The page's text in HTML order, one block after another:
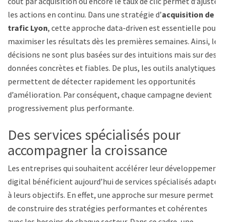
les actions en continu. Dans une stratégie d’acquisition de
trafic Lyon, cette approche data-driven est essentielle pour
maximiser les résultats dès les premières semaines. Ainsi, les
décisions ne sont plus basées sur des intuitions mais sur des
données concrètes et fiables. De plus, les outils analytiques
permettent de détecter rapidement les opportunités
d’amélioration. Par conséquent, chaque campagne devient
progressivement plus performante.
Des services spécialisés pour
accompagner la croissance
Les entreprises qui souhaitent accélérer leur développement
digital bénéficient aujourd’hui de services spécialisés adaptés
à leurs objectifs. En effet, une approche sur mesure permet
de construire des stratégies performantes et cohérentes